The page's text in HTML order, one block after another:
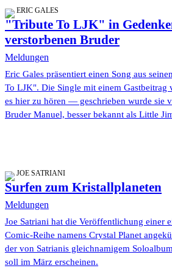
ERIC GALES
"Tribute To LJK" in
verstorbenen Bruder
Meldungen
Eric Gales präsentiert einen Song aus
To LJK". Die Single mit einem Gastbeitrag
es hier zu hören — geschrieben wurde sie
Bruder Manuel, besser bekannt als Little
JOE SATRIANI
Surfen zum Kristallplaneten
Meldungen
Joe Satriani hat die Veröffentlichung einer
Comic-Reihe namens Crystal Planet
der von Satrianis gleichnamigem
soll im März erscheinen.